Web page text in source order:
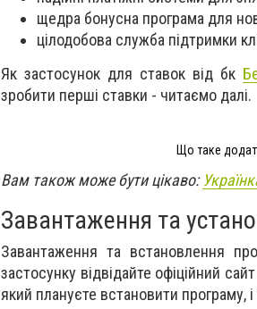
щедра бонусна програма для
цілодобова служба підтримки
Як застосунок для ставок від бк
зробити перші ставки - читаємо далі.
Що таке
Вам також може бути цікаво:
Завантаження та
Завантаження та встановлення
застосунку відвідайте офіційний
який плануєте встановити програму,